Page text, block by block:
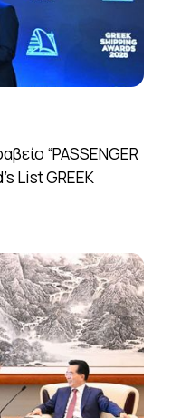
“PASSENGER
List GREEK